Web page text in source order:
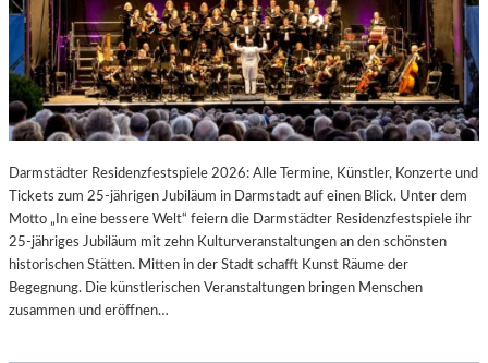
Darmstädter Residenzfestspiele 2026: Alle Termine, Künstler, Konzerte und
Tickets zum 25-jährigen Jubiläum in Darmstadt auf einen Blick. Unter dem
Motto „In eine bessere Welt“ feiern die Darmstädter Residenzfestspiele ihr
25-jähriges Jubiläum mit zehn Kulturveranstaltungen an den schönsten
historischen Stätten. Mitten in der Stadt schafft Kunst Räume der
Begegnung. Die künstlerischen Veranstaltungen bringen Menschen
zusammen und eröffnen…